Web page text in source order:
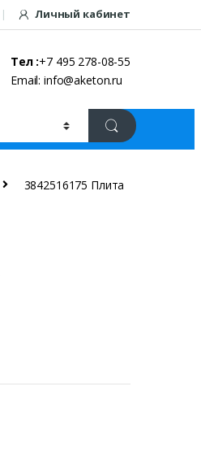
Личный кабинет
Тел :+7 495 278-08-55
Email: info@aketon.ru
3842516175 Плита